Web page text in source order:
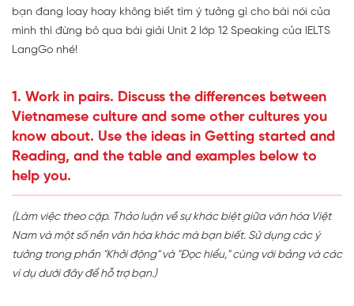
bạn đang loay hoay không biết tìm ý tưởng gì cho bài nói của
mình thì đừng bỏ qua bài giải Unit 2 lớp 12 Speaking của IELTS
LangGo nhé!
1. Work in pairs. Discuss the differences between
Vietnamese culture and some other cultures you
know about. Use the ideas in Getting started and
Reading, and the table and examples below to
help you.
(Làm việc theo cặp. Thảo luận về sự khác biệt giữa văn hóa Việt
Nam và một số nền văn hóa khác mà bạn biết. Sử dụng các ý
tưởng trong phần "Khởi động" và "Đọc hiểu," cùng với bảng và các
ví dụ dưới đây để hỗ trợ bạn.)